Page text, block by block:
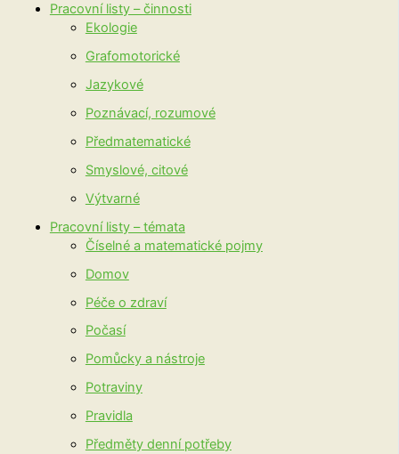
Pracovní listy – činnosti
Ekologie
Grafomotorické
Jazykové
Poznávací, rozumové
Předmatematické
Smyslové, citové
Výtvarné
Pracovní listy – témata
Číselné a matematické pojmy
Domov
Péče o zdraví
Počasí
Pomůcky a nástroje
Potraviny
Pravidla
Předměty denní potřeby